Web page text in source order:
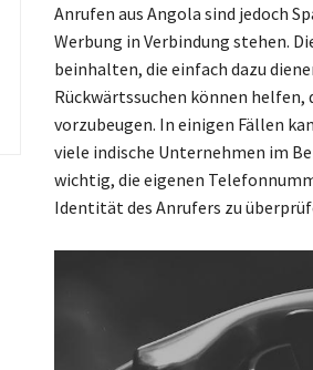
Anrufen aus Angola sind jedoch
Werbung in Verbindung stehen.
beinhalten, die einfach dazu
Rückwärtssuchen können
vorzubeugen. In einigen Fällen
viele indische Unternehmen im
wichtig, die eigenen
Identität des Anrufers zu